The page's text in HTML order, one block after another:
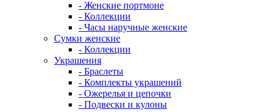
- Женские портмоне
- Коллекции
- Часы наручные женские
Сумки женские
- Коллекции
Украшения
- Браслеты
- Комплекты украшений
- Ожерелья и цепочки
- Подвески и кулоны